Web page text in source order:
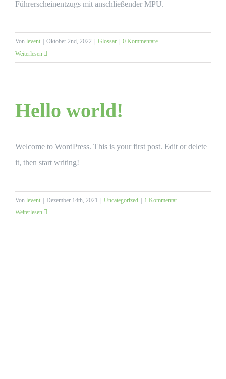
Führerscheinentzugs mit anschließender MPU.
Von levent Oktober 2nd, 2022 Glossar
0 Kommentare
Weiterlesen
Hello world!
Welcome to WordPress. This is your first post. Edit or delete
it, then start writing!
Von levent Dezember 14th, 2021 Uncategorized
1 Kommentar
Weiterlesen